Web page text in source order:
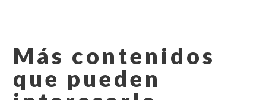
Más contenidos
que pueden